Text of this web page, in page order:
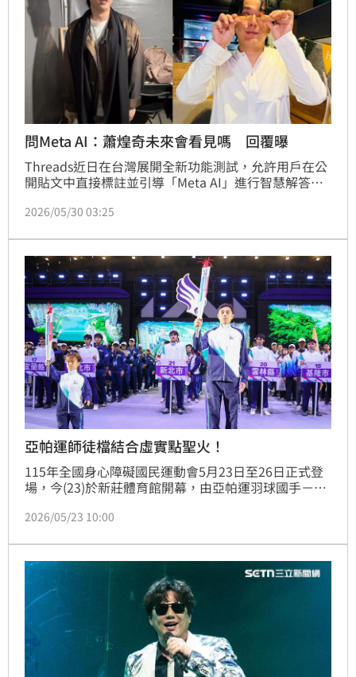
問Meta AI：蕭煌奇未來會看見嗎 回覆曝
Threads近日在台灣展開全新功能測試，允許用戶在公
開貼文中直接標註並引導「Meta AI」進行智慧解答。
不到的爆笑話題。昨晚（29日）更是出現「蕭煌奇未來
哏，第一時間引來許多網友不滿，不料，當眾人點開該
則Threads貼文的發文頭像時，才驚覺這名大膽的提問
者竟然就是歌手蕭煌奇本尊，讓全網風向大轉。
2026/05/30 03:25
亞帕運師徒檔結合虛實點聖火！
115年全國身心障礙國民運動會5月23日至26日正式登
場，今(23)於新莊體育館開幕，由亞帕運羽球國手－吳
實體火炬登場點燃聖火，為115全障運開幕典禮打造全
隊職員到新北作客，精心設計的開幕演出更以「溫暖關
懷、平等共融」帶出全障運的核心精神「突破限制、挑
戰自我、彼此支持」。
2026/05/23 10:00